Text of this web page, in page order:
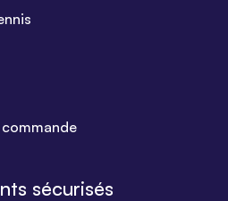
sécurisés